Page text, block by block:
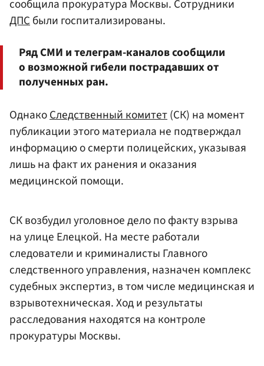
сообщила прокуратура Москвы. Сотрудники
ДПСбыли госпитализированы.
Ряд СМИ и телеграм-каналов сообщили
о возможной гибели пострадавших от
полученных ран.
ОднакоСледственный комитет(СК) на момент
публикации этого материала не подтверждал
информацию о смерти полицейских, указывая
лишь на факт их ранения и оказания
медицинской помощи.
СК возбудил уголовное дело по факту взрыва
на улице Елецкой. На месте работали
следователи и криминалисты Главного
следственного управления, назначен комплекс
судебных экспертиз, в том числе медицинская и
взрывотехническая. Ход и результаты
расследования находятся на контроле
прокуратуры Москвы.